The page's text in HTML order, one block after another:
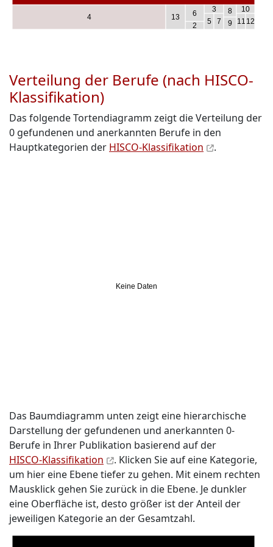
2
3
4
5
6
7
8
9
10
11 12
13
Verteilung der Berufe (nach HISCO-
Klassifikation)
Das folgende Tortendiagramm zeigt die Verteilung der
0 gefundenen und anerkannten Berufe in den
Hauptkategorien der HISCO-Klassifikation .
Keine Daten
Das Baumdiagramm unten zeigt eine hierarchische
Darstellung der gefundenen und anerkannten 0-
Berufe in Ihrer Publikation basierend auf der
HISCO-Klassifikation
. Klicken Sie auf eine Kategorie,
um hier eine Ebene tiefer zu gehen. Mit einem rechten
Mausklick gehen Sie zurück in die Ebene. Je dunkler
eine Oberfläche ist, desto größer ist der Anteil der
jeweiligen Kategorie an der Gesamtzahl.